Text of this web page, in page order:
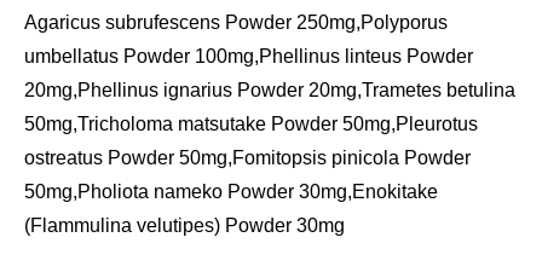
Agaricus subrufescens Powder 250mg,Polyporus
umbellatus Powder 100mg,Phellinus linteus Powder
20mg,Phellinus ignarius Powder 20mg,Trametes betulina
50mg,Tricholoma matsutake Powder 50mg,Pleurotus
ostreatus Powder 50mg,Fomitopsis pinicola Powder
50mg,Pholiota nameko Powder 30mg,Enokitake
(Flammulina velutipes) Powder 30mg